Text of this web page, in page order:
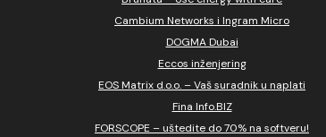
Cambium Networks i Ingram Micro
DOGMA Dubai
Eccos inženjering
EOS Matrix d.o.o. – Vaš suradnik u naplati
Fina Info.BIZ
FORSCOPE – uštedite do 70% na softveru!